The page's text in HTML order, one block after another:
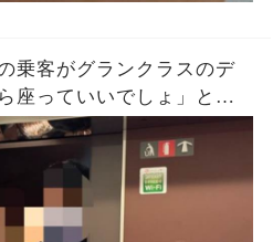
乗客がグランクラスのデ
座っていいでしょ」と扉
掌が乗車券を確認する